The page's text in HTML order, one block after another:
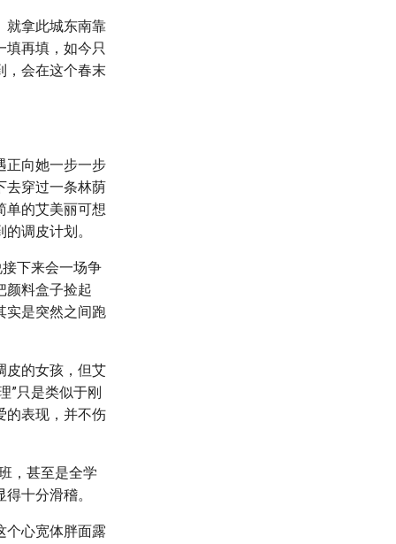
就拿此城东南靠
填再填，如今只
，会在这个春末
正向她一步一步
去穿过一条林荫
单的艾美丽可想
调皮计划。
下来会一场争
颜料盒子捡起
实是突然之间跑
皮的女孩，但艾
”只是类似于刚
的表现，并不伤
，甚至是全学
十分滑稽。
个心宽体胖面露